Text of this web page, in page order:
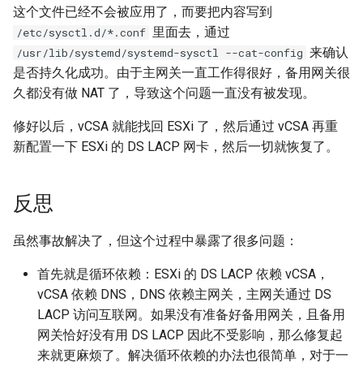
这个文件已经不会被应用了，而要把内容写到
/etc/sysctl.d/*.conf 里面去，通过
/usr/lib/systemd/systemd-sysctl --cat-config 来确认
是否持久化成功。由于主网关一直工作得很好，备用网关很
久都没有做 NAT 了，导致这个问题一直没有被发现。
修好以后，vCSA 就能找回 ESXi 了，然后通过 vCSA 再重
新配置一下 ESXi 的 DS LACP 网卡，然后一切就恢复了。
反思
虽然事故解决了，但这个过程中暴露了很多问题：
首先就是循环依赖：ESXi 的 DS LACP 依赖 vCSA，
vCSA 依赖 DNS，DNS 依赖主网关，主网关通过 DS
LACP 访问互联网。如果没有准备好备用网关，且备用
网关恰好没有用 DS LACP 因此不受影响，那么修复起
来就更麻烦了。解决循环依赖的办法也很简单，对于一